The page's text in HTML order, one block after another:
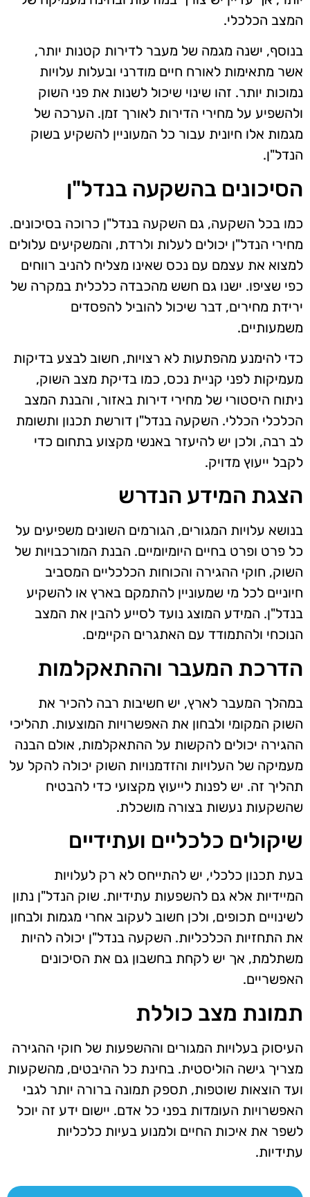
המצב הכלכלי.
בנוסף, ישנה מגמה של מעבר לדירות קטנות יותר,
אשר מתאימות לאורח חיים מודרני ובעלות עלויות
נמוכות יותר. זהו שינוי שיכול לשנות את פני השוק
ולהשפיע על מחירי הדירות לאורך זמן. הערכה של
מגמות אלו חיונית עבור כל המעוניין להשקיע בשוק
הנדל"ן.
הסיכונים בהשקעה בנדל"ן
כמו בכל השקעה, גם השקעה בנדל"ן כרוכה בסיכונים.
מחירי הנדל"ן יכולים לעלות ולרדת, והמשקיעים עלולים
למצוא את עצמם עם נכס שאינו מצליח להניב רווחים
כפי שציפו. ישנו גם חשש מהכבדה כלכלית במקרה של
ירידת מחירים, דבר שיכול להוביל להפסדים
משמעותיים.
כדי להימנע מהפתעות לא רצויות, חשוב לבצע בדיקות
מעמיקות לפני קניית נכס, כמו בדיקת מצב השוק,
ניתוח היסטורי של מחירי דירות באזור, והבנת המצב
הכלכלי הכללי. השקעה בנדל"ן דורשת תכנון ותשומת
לב רבה, ולכן יש להיעזר באנשי מקצוע בתחום כדי
לקבל ייעוץ מדויק.
הצגת המידע הנדרש
בנושא עלויות המגורים, הגורמים השונים משפיעים על
כל פרט ופרט בחיים היומיומיים. הבנת המורכבויות של
השוק, חוקי ההגירה והכוחות הכלכליים המסביב
חיוניים לכל מי שמעוניין להתמקם בארץ או להשקיע
בנדל"ן. המידע המוצג נועד לסייע להבין את המצב
הנוכחי ולהתמודד עם האתגרים הקיימים.
הדרכת המעבר וההתאקלמות
במהלך המעבר לארץ, יש חשיבות רבה להכיר את
השוק המקומי ולבחון את האפשרויות המוצעות. תהליכי
ההגירה יכולים להקשות על ההתאקלמות, אולם הבנה
מעמיקה של העלויות והזדמנויות השוק יכולה להקל על
תהליך זה. יש לפנות לייעוץ מקצועי כדי להבטיח
שהשקעות נעשות בצורה מושכלת.
שיקולים כלכליים ועתידיים
בעת תכנון כלכלי, יש להתייחס לא רק לעלויות
המיידיות אלא גם להשפעות עתידיות. שוק הנדל"ן נתון
לשינויים תכופים, ולכן חשוב לעקוב אחרי מגמות ולבחון
את התחזיות הכלכליות. השקעה בנדל"ן יכולה להיות
משתלמת, אך יש לקחת בחשבון גם את הסיכונים
האפשריים.
תמונת מצב כוללת
העיסוק בעלויות המגורים וההשפעות של חוקי ההגירה
מצריך גישה הוליסטית. בחינת כל ההיבטים, מהשקעות
ועד הוצאות שוטפות, תספק תמונה ברורה יותר לגבי
האפשרויות העומדות בפני כל אדם. יישום ידע זה יוכל
לשפר את איכות החיים ולמנוע בעיות כלכליות
עתידיות.